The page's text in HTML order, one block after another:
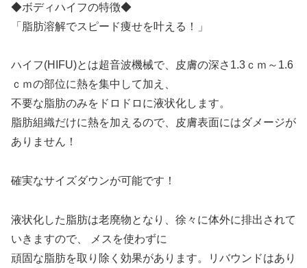
◆ボディハイフの特徴◆
「脂肪溶解でスピード痩せを叶える！」
ハイフ(HIFU)とは超音波機械で、皮膚の深さ1.3ｃｍ～1.6
ｃｍの部位に熱を集中して加え、
不要な脂肪のみをドロドロに液状化します。
脂肪組織だけに熱を加えるので、皮膚表面にはダメージが
ありません！
確実なサイズダウンが可能です！
液状化した脂肪は老廃物となり、徐々に体外に排出されて
いきますので、 メスを使わずに
頑固な脂肪を取り除く効果があります。リバウンドはあり